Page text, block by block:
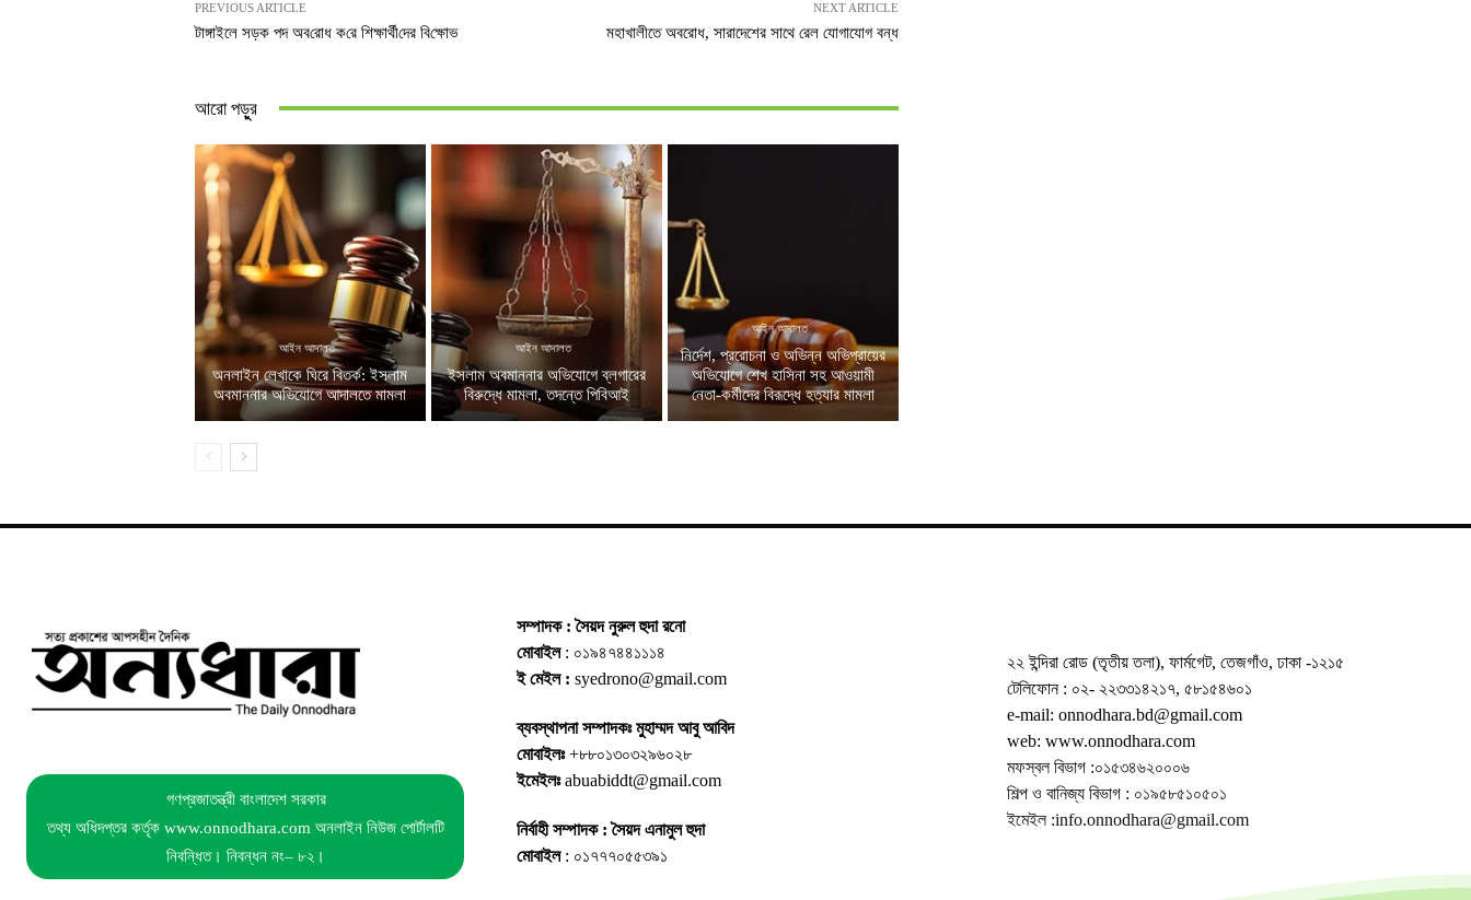
PREVIOUS ARTICLE
টাঙ্গাইলে সড়ক পদ অব‌রোধ ক‌রে শিক্ষার্থী‌দের বি‌ক্ষোভ
NEXT ARTICLE
মহাখালীতে অবরোধ, সারাদেশের সাথে রেল যোগাযোগ বন্ধ
আরো পড়ুুর
আইন আদালত
অনলাইন লেখাকে ঘিরে বিতর্ক: ইসলাম
অবমাননার অভিযোগে আদালতে মামলা
আইন আদালত
ইসলাম অবমাননার অভিযোগে ব্লগারের
বিরুদ্ধে মামলা, তদন্তে পিবিআই
আইন আদালত
নির্দেশ, প্ররোচনা ও অভিন্ন অভিপ্রায়ের
অভিযোগে শেখ হাসিনা সহ আওয়ামী
নেতা-কর্মীদের বিরূদ্ধে হত্যার মামলা
গণপ্রজাতন্ত্রী বাংলাদেশ সরকার
তথ্য অধিদপ্তর কর্তৃক www.onnodhara.com অনলাইন নিউজ পোর্টালটি
নিবন্ধিত। নিবন্ধন নং– ৮২।
সম্পাদক : সৈয়দ নুরুল হুদা রনো
মোবাইল: ০১৯৪৭৪৪১১১৪
ই মেইল : syedrono@gmail.com
ব্যবস্থাপনা সম্পাদকঃ মুহাম্মদ আবু আবিদ
মোবাইলঃ+৮৮০১৩০৩২৯৬০২৮
ইমেইলঃabuabiddt@gmail.com
নির্বাহী সম্পাদক : সৈয়দ এনামুল হুদা
মোবাইল: ০১৭৭৭০৫৫৩৯১
২২ ইন্দিরা রোড (তৃতীয় তলা), ফার্মগেট, তেজগাঁও, ঢাকা -১২১৫
টেলিফোন : ০২- ২২৩৩১৪২১৭, ৫৮১৫৪৬০১
e-mail: onnodhara.bd@gmail.com
web: www.onnodhara.com
মফস্বল বিভাগ :০১৫৩৪৬২০০০৬
শিল্প ও বানিজ্য বিভাগ : ০১৯৫৮৫১০৫০১
ইমেইল :info.onnodhara@gmail.com